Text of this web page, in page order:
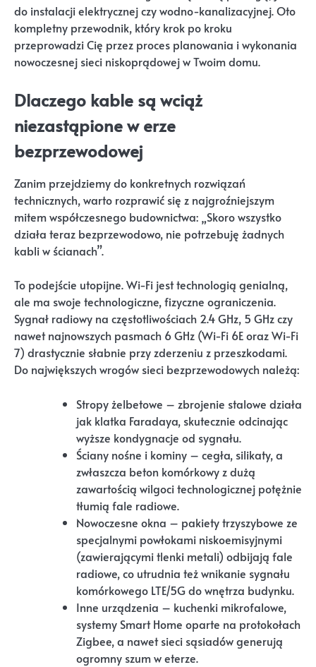
do instalacji elektrycznej czy wodno-kanalizacyjnej. Oto
kompletny przewodnik, który krok po kroku
przeprowadzi Cię przez proces planowania i wykonania
nowoczesnej sieci niskoprądowej w Twoim domu.
Dlaczego kable są wciąż
niezastąpione w erze
bezprzewodowej
Zanim przejdziemy do konkretnych rozwiązań
technicznych, warto rozprawić się z najgroźniejszym
mitem współczesnego budownictwa: „Skoro wszystko
działa teraz bezprzewodowo, nie potrzebuję żadnych
kabli w ścianach”.
To podejście utopijne. Wi-Fi jest technologią genialną,
ale ma swoje technologiczne, fizyczne ograniczenia.
Sygnał radiowy na częstotliwościach 2.4 GHz, 5 GHz czy
nawet najnowszych pasmach 6 GHz (Wi-Fi 6E oraz Wi-Fi
7) drastycznie słabnie przy zderzeniu z przeszkodami.
Do największych wrogów sieci bezprzewodowych należą:
Stropy żelbetowe – zbrojenie stalowe działa
jak klatka Faradaya, skutecznie odcinając
wyższe kondygnacje od sygnału.
Ściany nośne i kominy – cegła, silikaty, a
zwłaszcza beton komórkowy z dużą
zawartością wilgoci technologicznej potężnie
tłumią fale radiowe.
Nowoczesne okna – pakiety trzyszybowe ze
specjalnymi powłokami niskoemisyjnymi
(zawierającymi tlenki metali) odbijają fale
radiowe, co utrudnia też wnikanie sygnału
komórkowego LTE/5G do wnętrza budynku.
Inne urządzenia – kuchenki mikrofalowe,
systemy Smart Home oparte na protokołach
Zigbee, a nawet sieci sąsiadów generują
ogromny szum w eterze.